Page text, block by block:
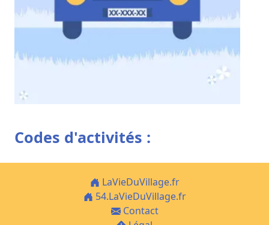
Codes d'activités :
LaVieDuVillage.fr
54.LaVieDuVillage.fr
Contact